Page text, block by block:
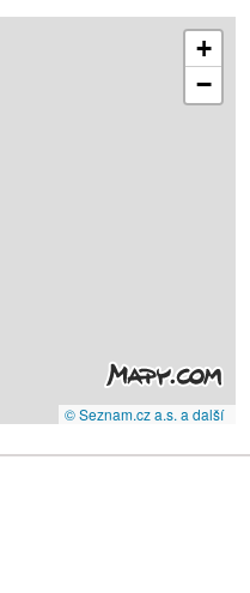
+
−
© Seznam.cz a.s. a další